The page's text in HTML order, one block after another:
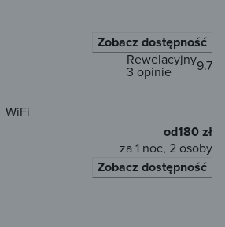
Zobacz dostępność
9.7
Rewelacyjny
3 opinie
WiFi
od180 zł
za 1 noc, 2 osoby
Zobacz dostępność